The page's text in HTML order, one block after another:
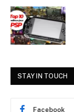
STAY IN TOUCH
Facebook